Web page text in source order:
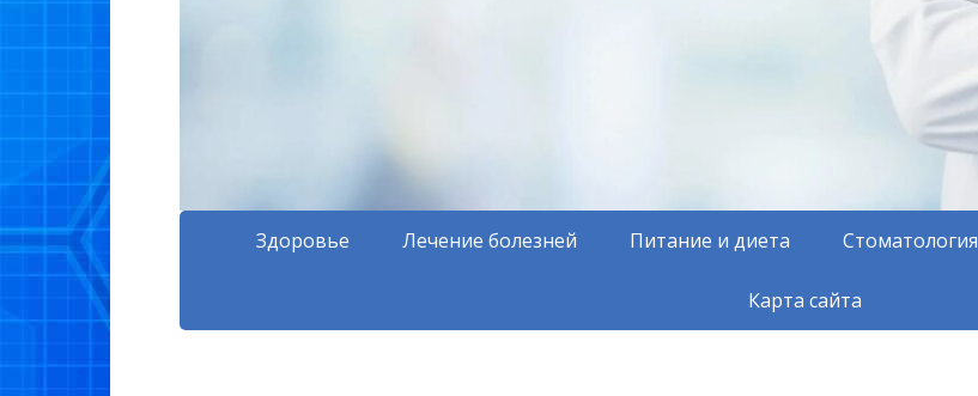
Здоровье Лечение болезней Питание и диета Стоматология
Карта сайта